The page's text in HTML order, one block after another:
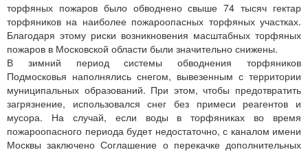
торфяных пожаров было обводнено свыше 74 тысяч гектар
торфяников на наиболее пожароопасных торфяных участках.
Благодаря этому риски возникновения масштабных торфяных
пожаров в Московской области были значительно снижены.
В зимний период системы обводнения торфяников
Подмосковья наполнялись снегом, вывезенным с территории
муниципальных образований. При этом, чтобы предотвратить
загрязнение, использовался снег без примеси реагентов и
мусора. На случай, если воды в торфяниках во время
пожароопасного периода будет недостаточно, с каналом имени
Москвы заключено Соглашение о перекачке дополнительных